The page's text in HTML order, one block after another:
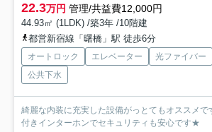
22.3万円 管理/共益費12,000円
44.93㎡ (1LDK) /築3年 /10階建
都営新宿線「曙橋」駅 徒歩6分
オートロック エレベーター 光ファイバー
公共下水
綺麗な内装に充実した設備がっとてもオススメ
付きインターホンでセキュリティも安心です★